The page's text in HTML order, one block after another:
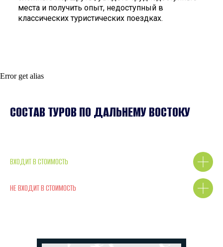
места и получить опыт, недоступный в
классических туристических поездках.
Error get alias
СОСТАВ ТУРОВ ПО ДАЛЬНЕМУ ВОСТОКУ
ВХОДИТ В СТОИМОСТЬ
НЕ ВХОДИТ В СТОИМОСТЬ